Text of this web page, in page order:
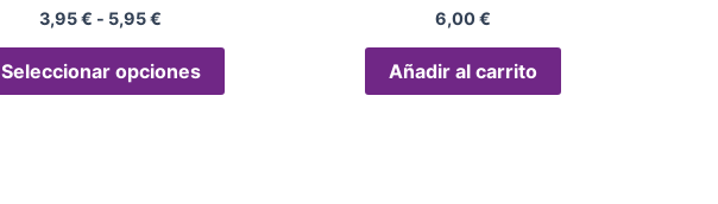
3,95€ - 5,95€
Seleccionar opciones
6,00€
Añadir al carrito